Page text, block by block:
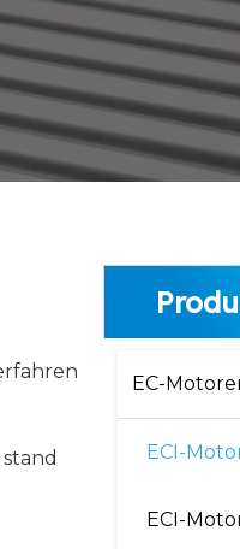
EC-
ECI-
ECI-